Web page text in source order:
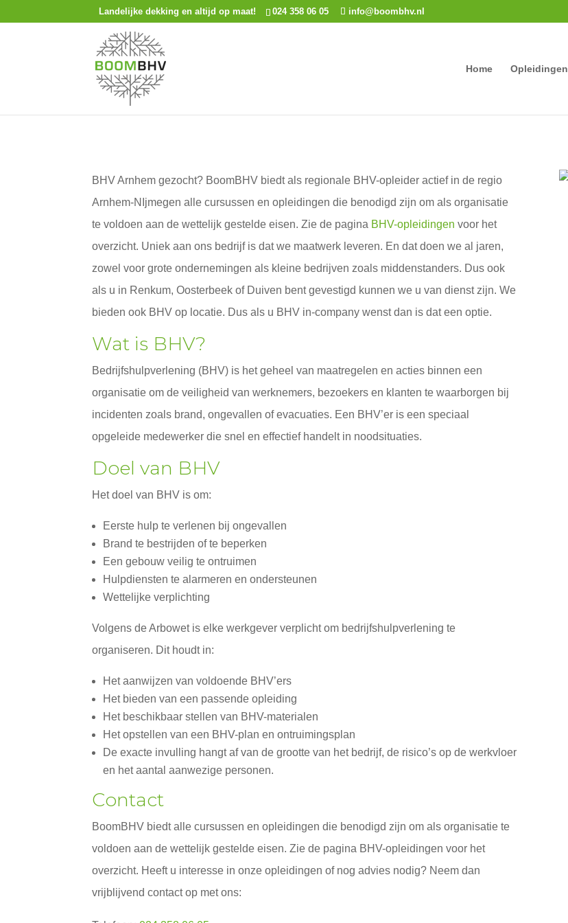
Landelijke dekking en altijd op maat! 024 358 06 05 info@boombhv.nl
Home Opleidingen
BHV Arnhem gezocht? BoomBHV biedt als regionale BHV-opleider actief in de regio
Arnhem-NIjmegen alle cursussen en opleidingen die benodigd zijn om als organisatie
te voldoen aan de wettelijk gestelde eisen. Zie de pagina BHV-opleidingen voor het
overzicht. Uniek aan ons bedrijf is dat we maatwerk leveren. En dat doen we al jaren,
zowel voor grote ondernemingen als kleine bedrijven zoals middenstanders. Dus ook
als u in Renkum, Oosterbeek of Duiven bent gevestigd kunnen we u van dienst zijn. We
bieden ook BHV op locatie. Dus als u BHV in-company wenst dan is dat een optie.
Wat is BHV?
Bedrijfshulpverlening (BHV) is het geheel van maatregelen en acties binnen een
organisatie om de veiligheid van werknemers, bezoekers en klanten te waarborgen bij
incidenten zoals brand, ongevallen of evacuaties. Een BHV’er is een speciaal
opgeleide medewerker die snel en effectief handelt in noodsituaties.
Doel van BHV
Het doel van BHV is om:
Eerste hulp te verlenen bij ongevallen
Brand te bestrijden of te beperken
Een gebouw veilig te ontruimen
Hulpdiensten te alarmeren en ondersteunen
Wettelijke verplichting
Volgens de Arbowet is elke werkgever verplicht om bedrijfshulpverlening te
organiseren. Dit houdt in:
Het aanwijzen van voldoende BHV’ers
Het bieden van een passende opleiding
Het beschikbaar stellen van BHV-materialen
Het opstellen van een BHV-plan en ontruimingsplan
De exacte invulling hangt af van de grootte van het bedrijf, de risico’s op de werkvloer
en het aantal aanwezige personen.
Contact
BoomBHV biedt alle cursussen en opleidingen die benodigd zijn om als organisatie te
voldoen aan de wettelijk gestelde eisen. Zie de pagina BHV-opleidingen voor het
overzicht. Heeft u interesse in onze opleidingen of nog advies nodig? Neem dan
vrijblijvend contact op met ons: